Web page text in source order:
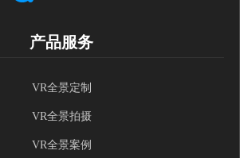
产品服务
VR全景定制
VR全景拍摄
VR全景案例